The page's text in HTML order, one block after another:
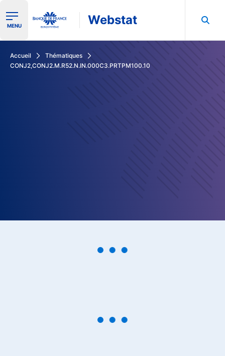
Ouvrir le menu de navigation
MENU Webstat
Accueil
Thématiques
CONJ2,CONJ2.M.R52.N.IN.000C3.PRTPM100.10